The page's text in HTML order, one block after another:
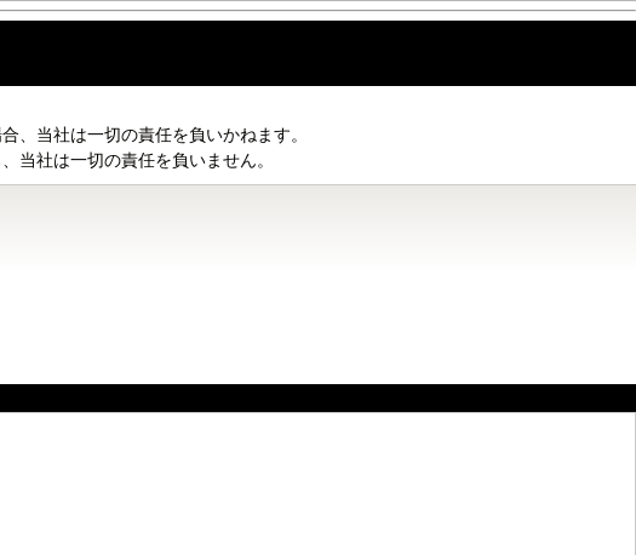
、当社は一切の責任を負いかねます。
当社は一切の責任を負いません。